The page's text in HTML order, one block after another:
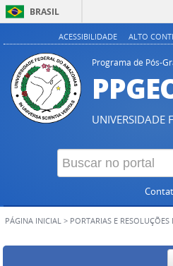
BRASIL
ACESSIBILIDADE ALTO
Programa de Pós-
UNIVERSIDADE
PÁGINA INICIAL > PORTARIAS E